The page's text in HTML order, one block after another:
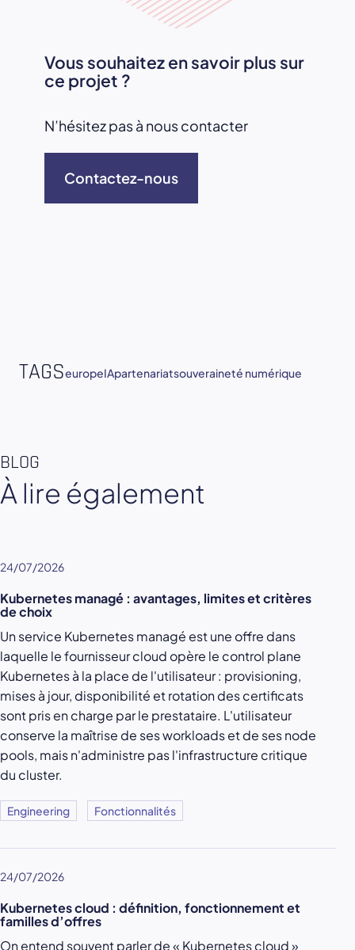
Vous souhaitez en savoir plus sur
ce projet ?
N’hésitez pas à nous contacter
Contactez-nous
TAGSeuropeIApartenariatsouveraineté numérique
BLOG
À lire également
24/07/2026
Kubernetes managé : avantages, limites et critères
de choix
Un service Kubernetes managé est une offre dans
laquelle le fournisseur cloud opère le control plane
Kubernetes à la place de l'utilisateur : provisioning,
mises à jour, disponibilité et rotation des certificats
sont pris en charge par le prestataire. L'utilisateur
conserve la maîtrise de ses workloads et de ses node
pools, mais n'administre pas l'infrastructure critique
du cluster.
Engineering Fonctionnalités
24/07/2026
Kubernetes cloud : définition, fonctionnement et
familles d’offres
On entend souvent parler de « Kubernetes cloud »